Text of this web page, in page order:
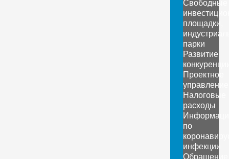
площадки,
парки
Развитие
Проектное
управление
Налоговые
расходы
по
инфекции
Обращение